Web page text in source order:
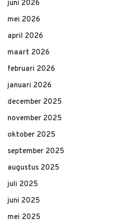
juni 2026
mei 2026
april 2026
maart 2026
februari 2026
januari 2026
december 2025
november 2025
oktober 2025
september 2025
augustus 2025
juli 2025
juni 2025
mei 2025